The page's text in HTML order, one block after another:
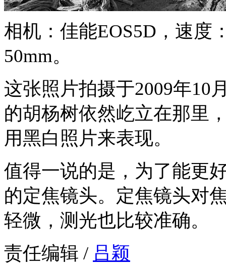
相机：佳能EOS5D，速度
50mm。
这张照片拍摄于2009年10
的胡杨树依然屹立在那里
用黑白照片来表现。
值得一说的是，为了能更
的定焦镜头。定焦镜头对
轻微，测光也比较准确。
责任编辑 / 吕颖